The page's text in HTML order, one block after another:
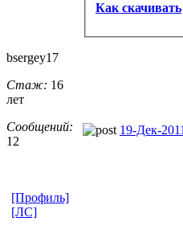
Как скачивать
bsergey17
Стаж: 16
лет
Сообщений:
12
19-Дек-
[Профиль]
[ЛС]